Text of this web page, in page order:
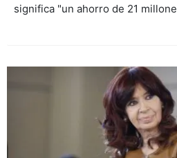
significa "un ahorro de 21